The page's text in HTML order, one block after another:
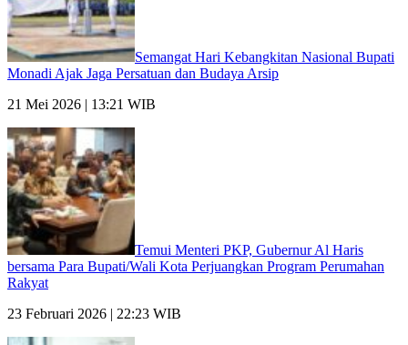
Semangat Hari Kebangkitan Nasional Bupati
Monadi Ajak Jaga Persatuan dan Budaya Arsip
21 Mei 2026 | 13:21 WIB
Temui Menteri PKP, Gubernur Al Haris
bersama Para Bupati/Wali Kota Perjuangkan Program Perumahan
Rakyat
23 Februari 2026 | 22:23 WIB